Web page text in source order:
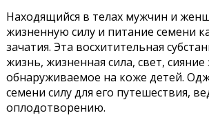
Находящийся в телах мужчин и
жизненную силу и питание семени
зачатия. Эта восхитительная
жизнь, жизненная сила, свет,
обнаруживаемое на коже детей.
семени силу для его путешествия,
оплодотворению.